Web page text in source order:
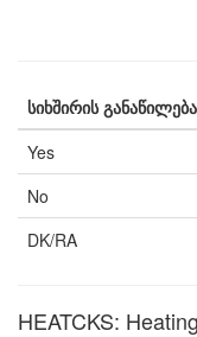
სიხშირის
Yes
No
DK/RA
HEATCKS: